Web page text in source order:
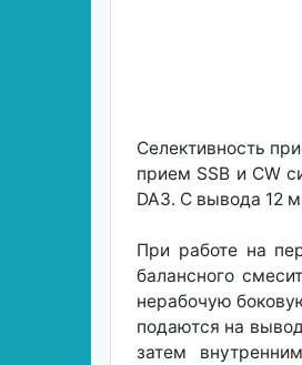
Селективность
прием SSB и CW
DAЗ. С вывода 12
При работе на
балансного
нерабочую
подаются на
затем